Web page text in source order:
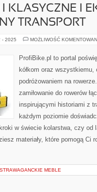
I KLASYCZNE I
TRANSPORT
- 2025 MOŻLIWOŚĆ
ProfiBike.pl to portal
kółkom oraz
podróżowaniem na
zamiłowanie do rowerów
inspirującymi historiami z
każdym poziomie
w świecie kolarstwa, czy od
materiały, które pomogą Ci
MEBLE